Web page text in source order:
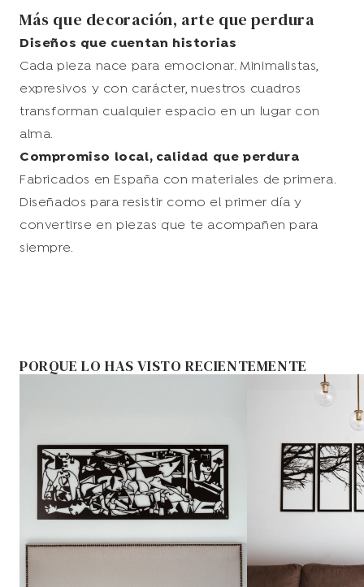
Más que decoración, arte que perdura
Diseños que cuentan historias
Cada pieza nace para emocionar. Minimalistas,
expresivos y con carácter, nuestros cuadros
transforman cualquier espacio en un lugar con
alma.
Compromiso local, calidad que perdura
Fabricados en España con materiales de primera.
Diseñados para resistir como el primer día y
convertirse en piezas que te acompañen para
siempre.
PORQUE LO HAS VISTO RECIENTEMENTE